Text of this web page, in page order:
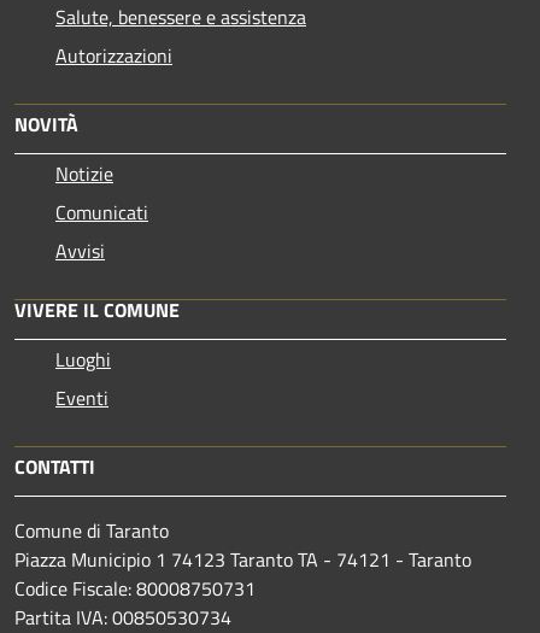
Salute, benessere e assistenza
Autorizzazioni
NOVITÀ
Notizie
Comunicati
Avvisi
VIVERE IL COMUNE
Luoghi
Eventi
CONTATTI
Comune di Taranto
Piazza Municipio 1 74123 Taranto TA - 74121 - Taranto
Codice Fiscale: 80008750731
Partita IVA: 00850530734